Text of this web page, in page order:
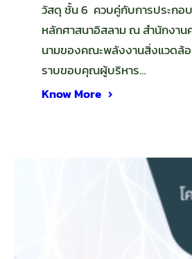
วัสดุ ชั้น 6 ควบคู่กับการประก
หลักศาสนาอิสลาม ณ สำนักงา
นามของคณะพลังงานสิ่งแวดล้
ราบขอบคุณผู้บริหาร…
Know More